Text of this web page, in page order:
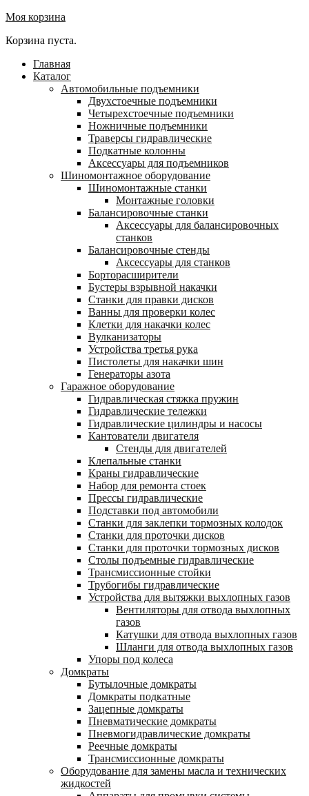
Моя корзина
Корзина пуста.
Главная
Каталог
Автомобильные подъемники
Двухстоечные подъемники
Четырехстоечные подъемники
Ножничные подъемники
Траверсы гидравлические
Подкатные колонны
Аксессуары для подъемников
Шиномонтажное оборудование
Шиномонтажные станки
Монтажные головки
Балансировочные станки
Аксессуары для балансировочных
станков
Балансировочные стенды
Аксессуары для станков
Борторасширители
Бустеры взрывной накачки
Станки для правки дисков
Ванны для проверки колес
Клетки для накачки колес
Вулканизаторы
Устройства третья рука
Пистолеты для накачки шин
Генераторы азота
Гаражное оборудование
Гидравлическая стяжка пружин
Гидравлические тележки
Гидравлические цилиндры и насосы
Кантователи двигателя
Стенды для двигателей
Клепальные станки
Краны гидравлические
Набор для ремонта стоек
Прессы гидравлические
Подставки под автомобили
Станки для заклепки тормозных колодок
Станки для проточки дисков
Станки для проточки тормозных дисков
Столы подъемные гидравлические
Трансмиссионные стойки
Трубогибы гидравлические
Устройства для вытяжки выхлопных газов
Вентиляторы для отвода выхлопных
газов
Катушки для отвода выхлопных газов
Шланги для отвода выхлопных газов
Упоры под колеса
Домкраты
Бутылочные домкраты
Домкраты подкатные
Зацепные домкраты
Пневматические домкраты
Пневмогидравлические домкраты
Реечные домкраты
Трансмиссионные домкраты
Оборудование для замены масла и технических
жидкостей